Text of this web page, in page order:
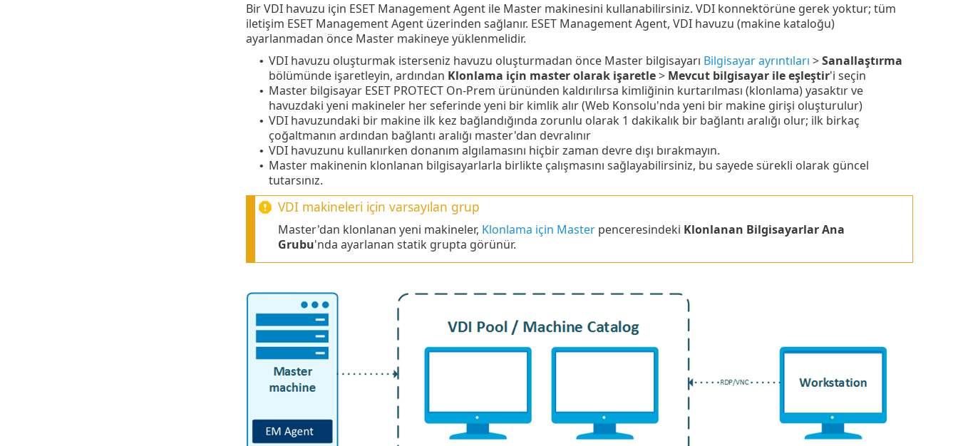
Bir VDI havuzu için ESET Management Agent ile Master makinesini kullanabilirsiniz. VDI konnektörüne gerek yoktur; tüm
iletişim ESET Management Agent üzerinden sağlanır. ESET Management Agent, VDI havuzu (makine kataloğu)
ayarlanmadan önce Master makineye yüklenmelidir.
• VDI havuzu oluşturmak isterseniz havuzu oluşturmadan önce Master bilgisayarı Bilgisayar ayrıntıları >Sanallaştırma
bölümünde işaretleyin, ardından Klonlama için master olarak işaretle> Mevcut bilgisayar ile eşleştir'i seçin
• Master bilgisayar ESET PROTECT On-Prem ürününden kaldırılırsa kimliğinin kurtarılması (klonlama) yasaktır ve
havuzdaki yeni makineler her seferinde yeni bir kimlik alır (Web Konsolu'nda yeni bir makine girişi oluşturulur)
• VDI havuzundaki bir makine ilk kez bağlandığında zorunlu olarak 1 dakikalık bir bağlantı aralığı olur; ilk birkaç
çoğaltmanın ardından bağlantı aralığı master'dan devralınır
• VDI havuzunu kullanırken donanım algılamasını hiçbir zaman devre dışı bırakmayın.
• Master makinenin klonlanan bilgisayarlarla birlikte çalışmasını sağlayabilirsiniz, bu sayede sürekli olarak güncel
tutarsınız.
VDI makineleri için varsayılan grup
Master'dan klonlanan yeni makineler, Klonlama için Masterpenceresindeki Klonlanan Bilgisayarlar Ana
Grubu'nda ayarlanan statik grupta görünür.